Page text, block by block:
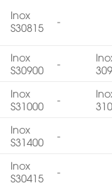
Inox
S30815
-
Inox
S30900
-
Inox
S31000
-
Inox
S31400
-
Inox
S30415
-